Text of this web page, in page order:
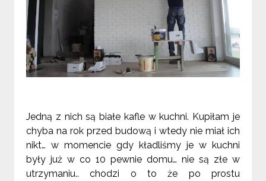
Jedną z nich są białe kafle w kuchni. Kupiłam je
chyba na rok przed budową i wtedy nie miał ich
nikt… w momencie gdy kładliśmy je w kuchni
były już w co 10 pewnie domu… nie są złe w
utrzymaniu.. chodzi o to że po prostu